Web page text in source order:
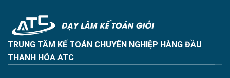
TRUNG TÂM KẾ TOÁN CHUYÊN NGHIỆP HÀNG ĐẦU
THANH HÓA ATC